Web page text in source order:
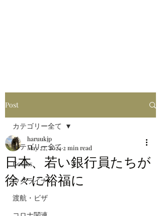
Post
カテゴリー全て
Books
ウクライナ
渡航・ビザ
カテゴリー全て
日本、若い銀行員たちが
徐々に裕福に
haruukjp
May 22, 2024 2 min read